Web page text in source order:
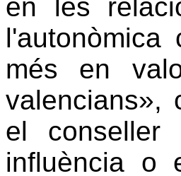
en les
més en
valencians»,
el
influència o